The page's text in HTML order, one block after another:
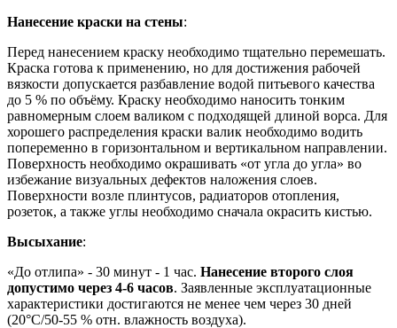
Нанесение краски на стены:
Перед нанесением краску необходимо тщательно перемешать.
Краска готова к применению, но для достижения рабочей
вязкости допускается разбавление водой питьевого качества
до 5 % по объёму. Краску необходимо наносить тонким
равномерным слоем валиком с подходящей длиной ворса. Для
хорошего распределения краски валик необходимо водить
попеременно в горизонтальном и вертикальном направлении.
Поверхность необходимо окрашивать «от угла до угла» во
избежание визуальных дефектов наложения слоев.
Поверхности возле плинтусов, радиаторов отопления,
розеток, а также углы необходимо сначала окрасить кистью.
Высыхание:
«До отлипа» - 30 минут - 1 час. Нанесение второго слоя
допустимо через 4-6 часов. Заявленные эксплуатационные
характеристики достигаются не менее чем через 30 дней
(20°C/50-55 % отн. влажность воздуха).